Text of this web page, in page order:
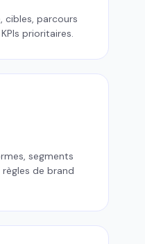
cibles, parcours
prioritaires.
segments
de brand